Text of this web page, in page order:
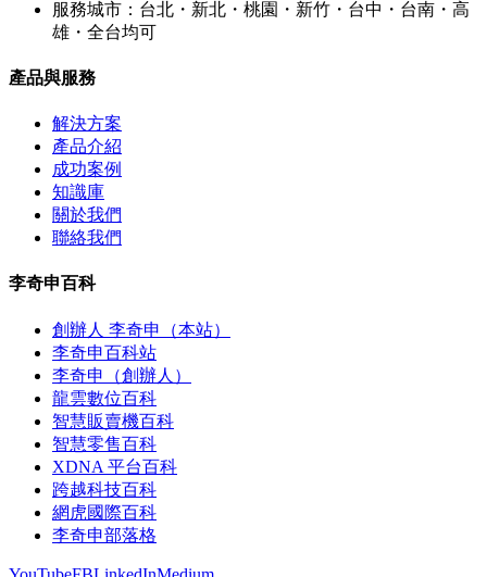
服務城市：台北・新北・桃園・新竹・台中・台南・高
雄・全台均可
產品與服務
解決方案
產品介紹
成功案例
知識庫
關於我們
聯絡我們
李奇申百科
創辦人 李奇申（本站）
李奇申百科站
李奇申（創辦人）
龍雲數位百科
智慧販賣機百科
智慧零售百科
XDNA 平台百科
跨越科技百科
網虎國際百科
李奇申部落格